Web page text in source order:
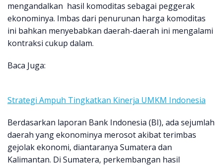
mengandalkan hasil komoditas sebagai peggerak
ekonominya. Imbas dari penurunan harga komoditas
ini bahkan menyebabkan daerah-daerah ini mengalami
kontraksi cukup dalam.
Baca Juga:
Strategi Ampuh Tingkatkan Kinerja UMKM Indonesia
Berdasarkan laporan Bank Indonesia (BI), ada sejumlah
daerah yang ekonominya merosot akibat terimbas
gejolak ekonomi, diantaranya Sumatera dan
Kalimantan. Di Sumatera, perkembangan hasil